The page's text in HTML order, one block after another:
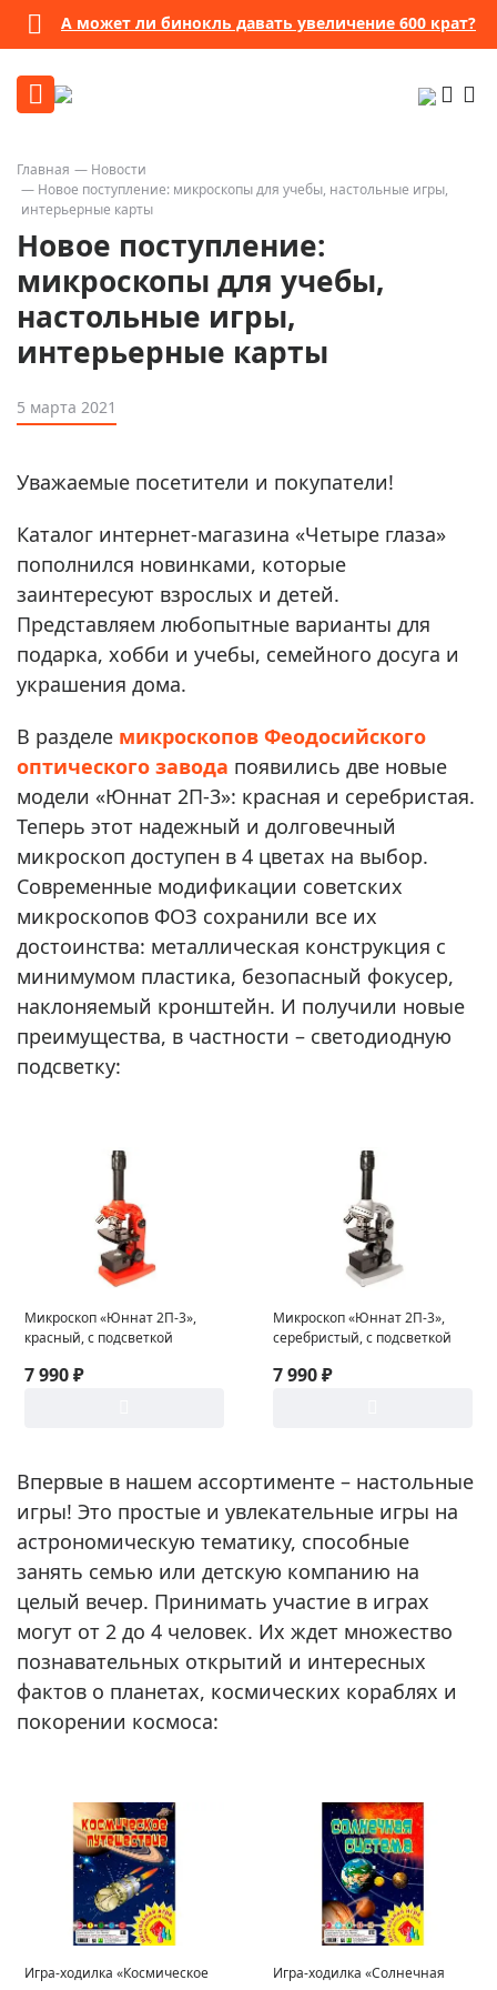
А может ли бинокль давать увеличение 600 крат?
Главная
Новости
Новое поступление: микроскопы для учебы, настольные игры,
интерьерные карты
Новое поступление:
микроскопы для учебы,
настольные игры,
интерьерные карты
5 марта 2021
Уважаемые посетители и покупатели!
Каталог интернет-магазина «Четыре глаза»
пополнился новинками, которые
заинтересуют взрослых и детей.
Представляем любопытные варианты для
подарка, хобби и учебы, семейного досуга и
украшения дома.
В разделе микроскопов Феодосийского
оптического завода появились две новые
модели «Юннат 2П-3»: красная и серебристая.
Теперь этот надежный и долговечный
микроскоп доступен в 4 цветах на выбор.
Современные модификации советских
микроскопов ФОЗ сохранили все их
достоинства: металлическая конструкция с
минимумом пластика, безопасный фокусер,
наклоняемый кронштейн. И получили новые
преимущества, в частности – светодиодную
подсветку:
Микроскоп «Юннат 2П-3»,
красный, с подсветкой
7 990 ₽
Микроскоп «Юннат 2П-3»,
серебристый, с подсветкой
7 990 ₽
Впервые в нашем ассортименте – настольные
игры! Это простые и увлекательные игры на
астрономическую тематику, способные
занять семью или детскую компанию на
целый вечер. Принимать участие в играх
могут от 2 до 4 человек. Их ждет множество
познавательных открытий и интересных
фактов о планетах, космических кораблях и
покорении космоса:
Игра-ходилка «Космическое
Игра-ходилка «Солнечная